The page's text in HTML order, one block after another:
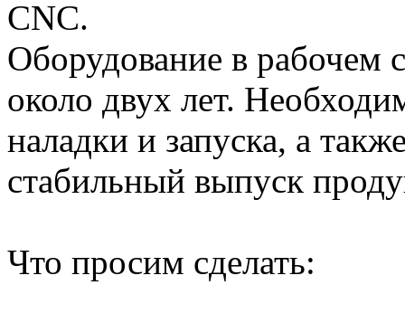
CNC.
Оборудование в рабочем
около двух лет.
наладки и запуска, а
стабильный выпуск
Что просим сделать: